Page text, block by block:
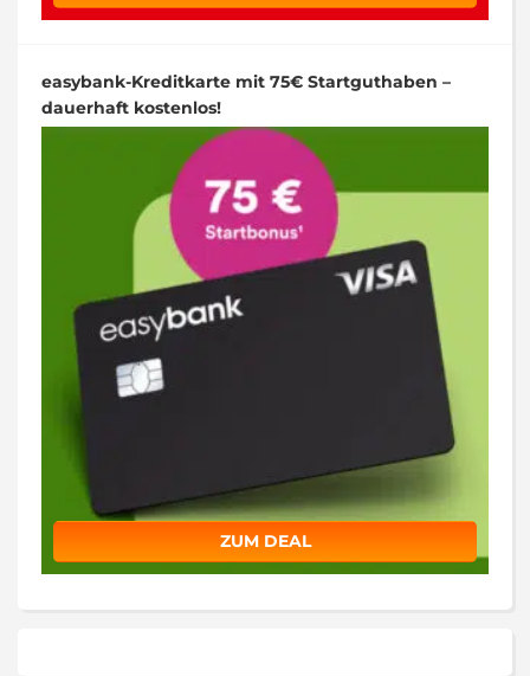
easybank-Kreditkarte mit 75€ Startguthaben –
dauerhaft kostenlos!
ZUM DEAL